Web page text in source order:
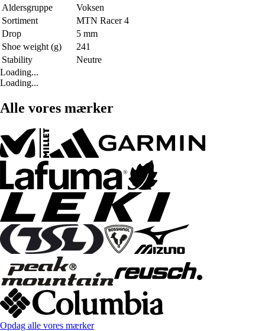
Aldersgruppe
Voksen
Sortiment
MTN Racer 4
Drop
5 mm
Shoe weight (g)
241
Stability
Neutre
Loading...
Loading...
Alle vores mærker
Opdag alle vores mærker